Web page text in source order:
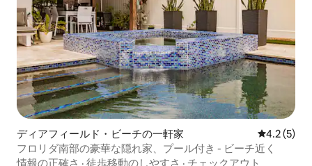
ディアフィールド・ビーチの一軒家 レビュー5
4.2 (5)
フロリダ南部の豪華な隠れ家、プール付き - ビーチ近く
情報の正確さ · 徒歩移動のしやすさ · チェックアウト